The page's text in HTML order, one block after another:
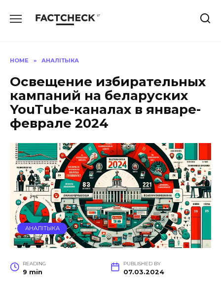
HOME » АНАЛІТЫКА
Освещение избирательных
кампаний на беларуских
YouTube-каналах в январе-
феврале 2024
АНАЛІТЫКА
READING
9 min
PUBLISHED BY
07.03.2024